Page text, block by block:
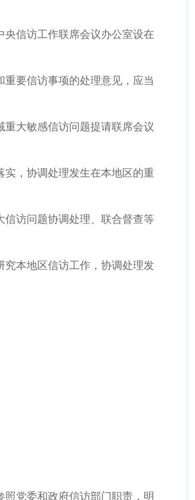
信访工作联席会议办公室设在
要信访事项的处理意见，应当
大敏感信访问题提请联席会议
，协调处理发生在本地区的重
访问题协调处理、联合督查等
本地区信访工作，协调处理发
党委和政府信访部门职责，明